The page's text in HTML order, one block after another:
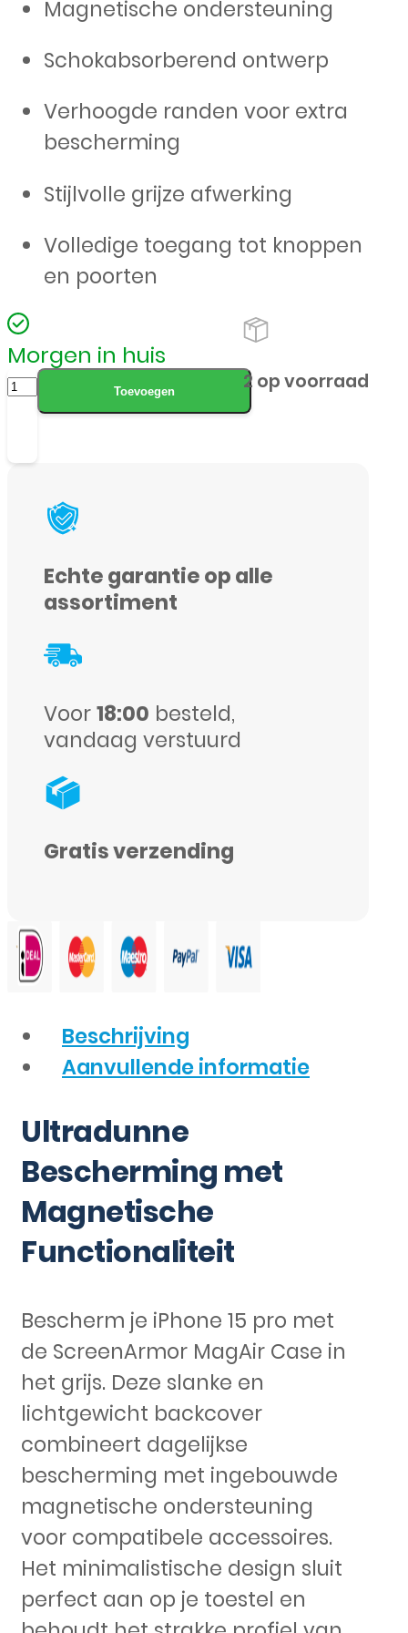
Magnetische ondersteuning
Schokabsorberend ontwerp
Verhoogde randen voor extra
bescherming
Stijlvolle grijze afwerking
Volledige toegang tot knoppen
en poorten
Morgen in huis
ScreenArmor
MagAir
iPhone
aantal
Toevoegen 2 op voorraad
Echte garantie op alle
assortiment
Voor18:00 besteld,
vandaag verstuurd
Gratis verzending
Beschrijving
Aanvullende informatie
Ultradunne
Bescherming met
Magnetische
Functionaliteit
Bescherm je iPhone 15 pro met
de ScreenArmor MagAir Case in
het grijs. Deze slanke en
lichtgewicht backcover
combineert dagelijkse
bescherming met ingebouwde
magnetische ondersteuning
voor compatibele accessoires.
Het minimalistische design sluit
perfect aan op je toestel en